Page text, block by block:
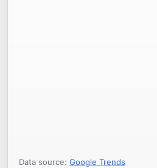
Data source: Google Trends